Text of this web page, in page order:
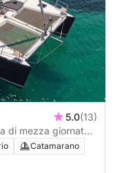
5.0(13)
di mezza giornata
Catamarano